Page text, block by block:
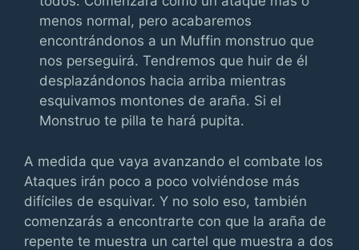
menos normal, pero acabaremos
encontrándonos a un Muffin monstruo que
nos perseguirá. Tendremos que huir de él
desplazándonos hacia arriba mientras
esquivamos montones de araña. Si el
Monstruo te pilla te hará pupita.
A medida que vaya avanzando el combate los
Ataques irán poco a poco volviéndose más
difíciles de esquivar. Y no solo eso, también
comenzarás a encontrarte con que la araña de
repente te muestra un cartel que muestra a dos